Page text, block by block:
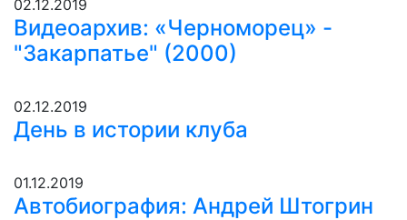
02.12.2019
Видеоархив: «Черноморец» -
"Закарпатье" (2000)
02.12.2019
День в истории клуба
01.12.2019
Автобиография: Андрей Штогрин